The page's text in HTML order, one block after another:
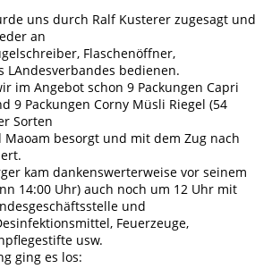
uns durch Ralf Kusterer zugesagt und
an
Flaschenöffner,
LAndesverbandes bedienen.
im Angebot schon 9 Packungen Capri
9 Packungen Corny Müsli Riegel (54
Sorten
besorgt und mit dem Zug nach
kam dankenswerterweise vor seinem
14:00 Uhr) auch noch um 12 Uhr mit
und
Feuerzeuge,
usw.
ging es los: